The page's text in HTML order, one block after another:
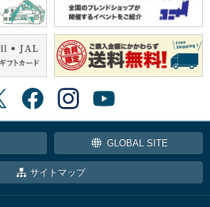
GLOBAL SITE
サイトマップ